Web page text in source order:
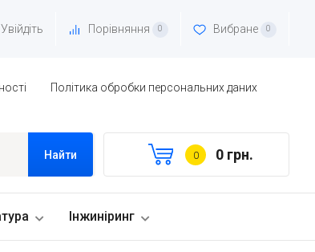
Увійдіть Порівняння 0 Вибране 0
Політика обробки персональних даних
Найти 0 0 грн.
Інжиніринг